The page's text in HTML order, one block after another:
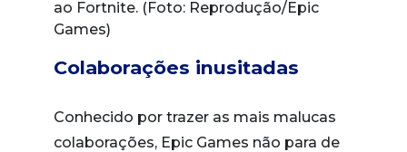
ao Fortnite. (Foto: Reprodução/Epic
Games)
Colaborações inusitadas
Conhecido por trazer as mais malucas
colaborações, Epic Games não para de